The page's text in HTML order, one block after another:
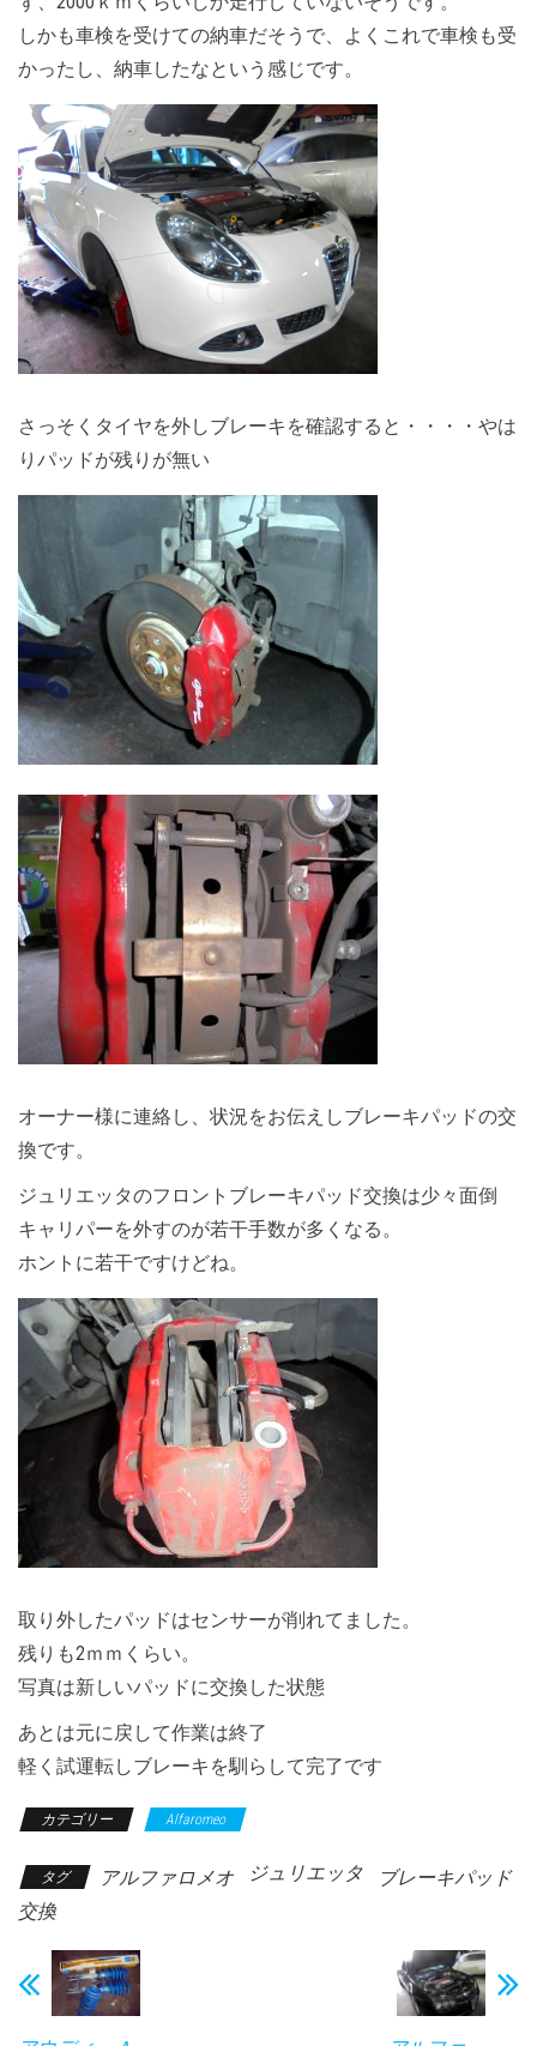
しかも車検を受けての納車だそうで、よくこれで車検も受
かったし、納車したなという感じです。
さっそくタイヤを外しブレーキを確認すると・・・・やは
りパッドが残りが無い
オーナー様に連絡し、状況をお伝えしブレーキパッドの交
換です。
ジュリエッタのフロントブレーキパッド交換は少々面倒
キャリパーを外すのが若干手数が多くなる。
ホントに若干ですけどね。
取り外したパッドはセンサーが削れてました。
残りも2ｍｍくらい。
写真は新しいパッドに交換した状態
あとは元に戻して作業は終了
軽く試運転しブレーキを馴らして完了です
カテゴリー Alfaromeo
タグ アルファロメオ ジュリエッタ
ブレーキパッド
交換